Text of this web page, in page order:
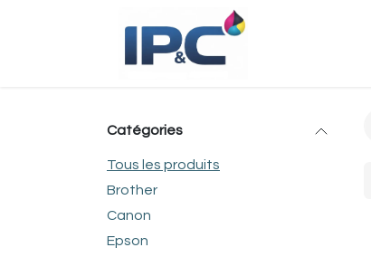
Catégories
Tous les produits
Brother
Canon
Epson